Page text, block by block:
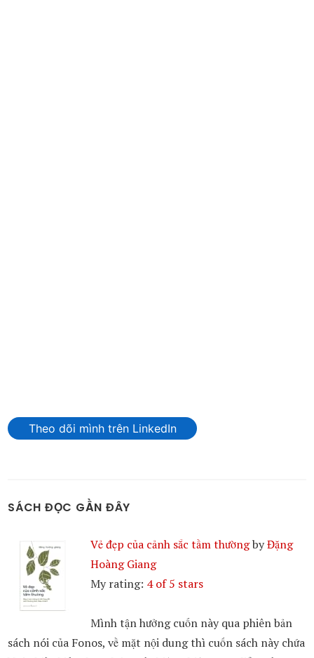
Theo dõi mình trên LinkedIn
SÁCH ĐỌC GẦN ĐÂY
Vẻ đẹp của cảnh sắc tầm thườngbyĐặng
Hoàng Giang
My rating: 4 of 5 stars
Mình tận hưởng cuốn này qua phiên bản
sách nói của Fonos, về mặt nội dung thì cuốn sách này chứa